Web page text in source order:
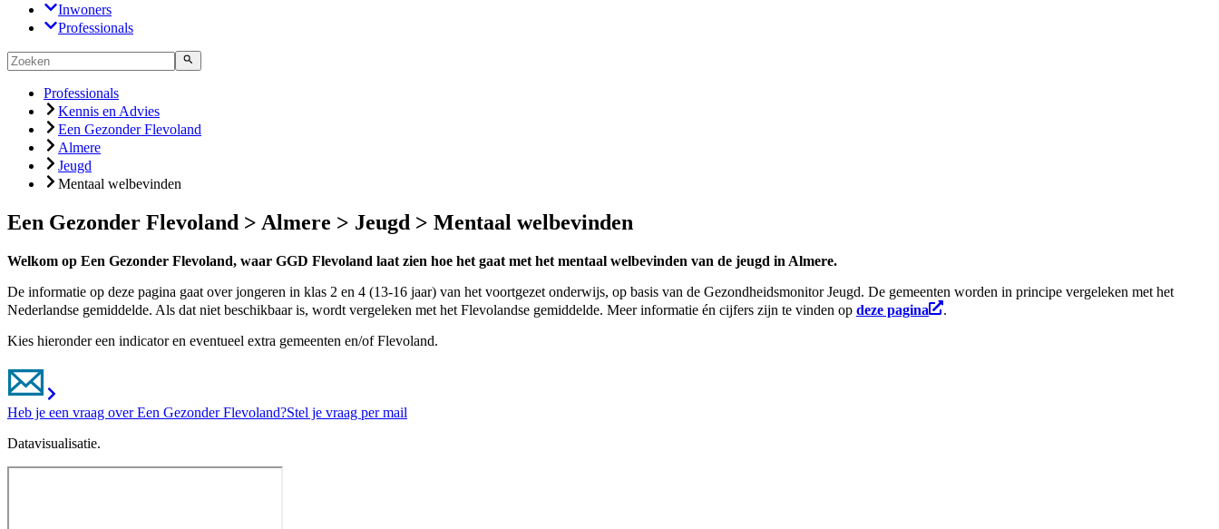
Inwoners
Professionals
Professionals
Kennis en Advies
Een Gezonder Flevoland
Almere
Jeugd
Mentaal welbevinden
Een Gezonder Flevoland > Almere > Jeugd > Mentaal welbevinden
Welkom op Een Gezonder Flevoland, waar GGD Flevoland laat zien hoe het gaat met het mentaal welbevinden van de jeugd in Almere.
De informatie op deze pagina gaat over jongeren in klas 2 en 4 (13-16 jaar) van het voortgezet onderwijs, op basis van de Gezondheidsmonitor Jeugd. De gemeenten worden in principe vergeleken met het
Nederlandse gemiddelde. Als dat niet beschikbaaris, wordt vergeleken met het Flevolandse gemiddelde. Meer informatie én cijfers zijn te vinden op deze pagina
.
Kies hieronder een indicator en eventueel extra gemeenten en/of Flevoland.
Heb je een vraag over Een Gezonder Flevoland?Stel je vraag per mail
Datavisualisatie.